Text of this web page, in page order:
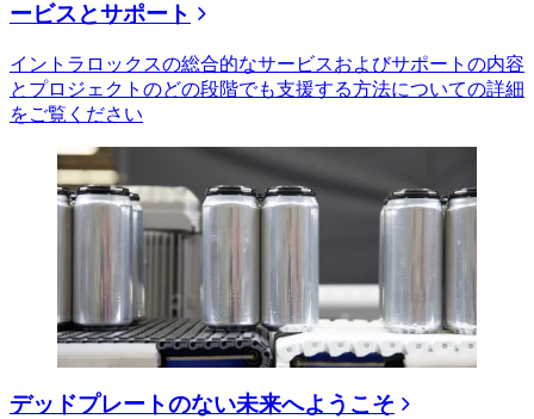
ービスとサポート
イントラロックスの総合的なサービスおよびサポートの内容
とプロジェクトのどの段階でも支援する方法についての詳細
をご覧ください
デッドプレートのない未来へようこそ